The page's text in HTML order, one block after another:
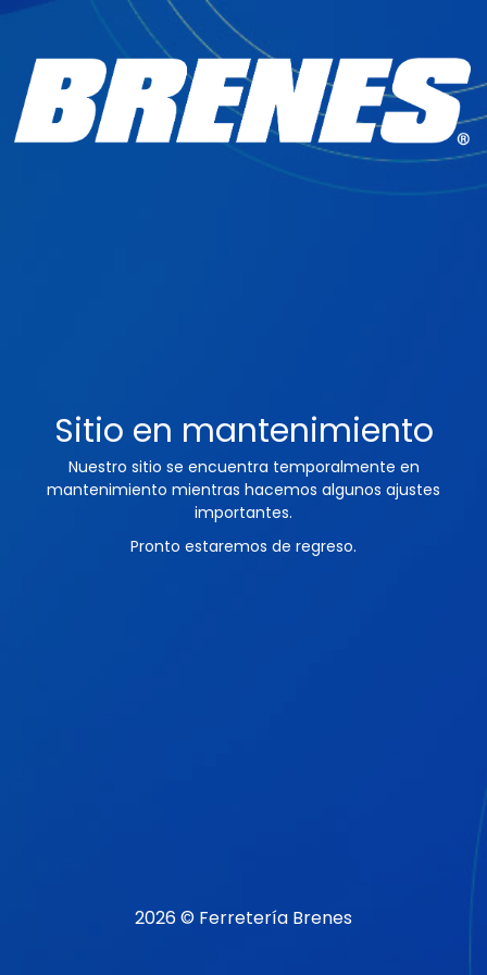
Sitio en mantenimiento
Nuestro sitio se encuentra temporalmente en
mantenimiento mientras hacemos algunos ajustes
importantes.
Pronto estaremos de regreso.
2026 © Ferretería Brenes